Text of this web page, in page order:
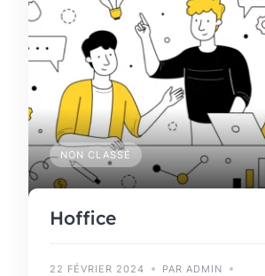
NON CLASSÉ
Hoffice
22 FÉVRIER 2024
PAR ADMIN